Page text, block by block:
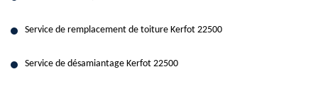
Service de remplacement de toiture Kerfot 22500
Service de désamiantage Kerfot 22500